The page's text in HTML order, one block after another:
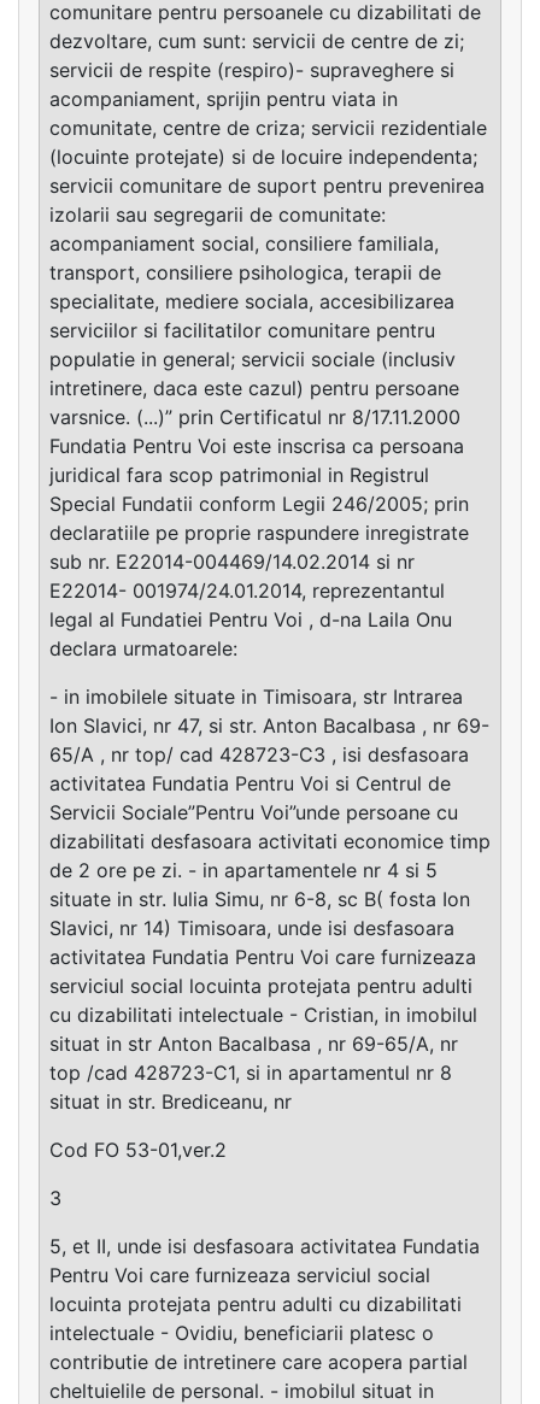
comunitare pentru persoanele cu dizabilitati de
dezvoltare, cum sunt: servicii de centre de zi;
servicii de respite (respiro)- supraveghere si
acompaniament, sprijin pentru viata in
comunitate, centre de criza; servicii rezidentiale
(locuinte protejate) si de locuire independenta;
servicii comunitare de suport pentru prevenirea
izolarii sau segregarii de comunitate:
acompaniament social, consiliere familiala,
transport, consiliere psihologica, terapii de
specialitate, mediere sociala, accesibilizarea
serviciilor si facilitatilor comunitare pentru
populatie in general; servicii sociale (inclusiv
intretinere, daca este cazul) pentru persoane
varsnice. (...)” prin Certificatul nr 8/17.11.2000
Fundatia Pentru Voi este inscrisa ca persoana
juridical fara scop patrimonial in Registrul
Special Fundatii conform Legii 246/2005; prin
declaratiile pe proprie raspundere inregistrate
sub nr. E22014-004469/14.02.2014 si nr
E22014- 001974/24.01.2014, reprezentantul
legal al Fundatiei Pentru Voi , d-na Laila Onu
declara urmatoarele:
- in imobilele situate in Timisoara, str Intrarea
Ion Slavici, nr 47, si str. Anton Bacalbasa , nr 69-
65/A , nr top/ cad 428723-C3 , isi desfasoara
activitatea Fundatia Pentru Voi si Centrul de
Servicii Sociale”Pentru Voi”unde persoane cu
dizabilitati desfasoara activitati economice timp
de 2 ore pe zi. - in apartamentele nr 4 si 5
situate in str. Iulia Simu, nr 6-8, sc B( fosta Ion
Slavici, nr 14) Timisoara, unde isi desfasoara
activitatea Fundatia Pentru Voi care furnizeaza
serviciul social locuinta protejata pentru adulti
cu dizabilitati intelectuale - Cristian, in imobilul
situat in str Anton Bacalbasa , nr 69-65/A, nr
top /cad 428723-C1, si in apartamentul nr 8
situat in str. Brediceanu, nr
Cod FO 53-01,ver.2
3
5, et II, unde isi desfasoara activitatea Fundatia
Pentru Voi care furnizeaza serviciul social
locuinta protejata pentru adulti cu dizabilitati
intelectuale - Ovidiu, beneficiarii platesc o
contributie de intretinere care acopera partial
cheltuielile de personal. - imobilul situat in